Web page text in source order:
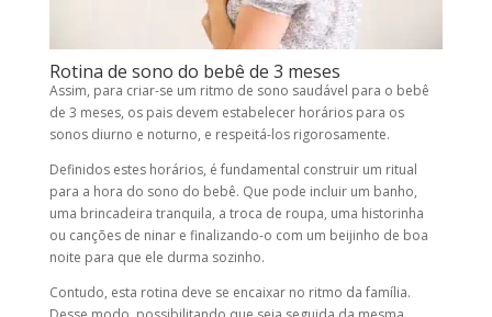
Rotina de sono do bebê de 3 meses
Assim, para criar-se um ritmo de sono saudável para o bebê
de 3 meses, os pais devem estabelecer horários para os
sonos diurno e noturno, e respeitá-los rigorosamente.
Definidos estes horários, é fundamental construir um ritual
para a hora do sono do bebê. Que pode incluir um banho,
uma brincadeira tranquila, a troca de roupa, uma historinha
ou canções de ninar e finalizando-o com um beijinho de boa
noite para que ele durma sozinho.
Contudo, esta rotina deve se encaixar no ritmo da família.